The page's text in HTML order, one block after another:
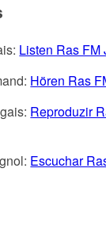
Listen Ras FM
Hören Ras
Reproduzir
Escuchar